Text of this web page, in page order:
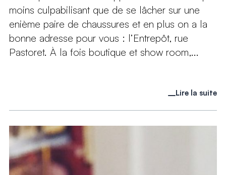
moins culpabilisant que de se lâcher sur une
enième paire de chaussures et en plus on a la
bonne adresse pour vous : l’Entrepôt, rue
Pastoret. À la fois boutique et show room,...
Lire la suite